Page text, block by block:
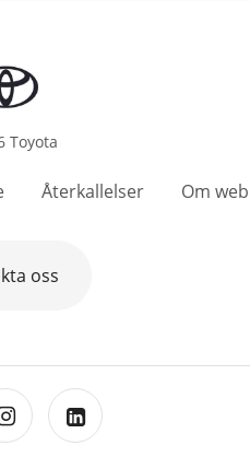
Toyota
Återkallelser Om
oss